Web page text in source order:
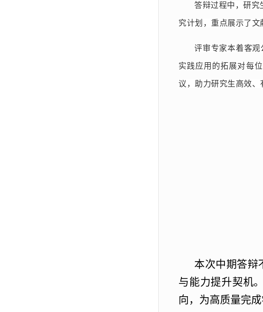
答辩过程中，研究
究计划，重点展示了文
评审专家本着客观
实践应用的拓展对每
议，助力研究生高效、
本次中期答辩
与能力提升契机
向，为高质量完